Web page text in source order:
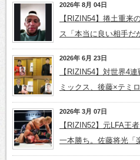
2026年 8月 04日
【RIZIN54】捲土重来
ス「本当に良い相手だ
2026年 6月 23日
【RIZIN54】対世界4
ミックス、後藤×テミ
2026年 3月 07日
【RIZIN52】元LFA王
一本勝ち。佐藤将光「